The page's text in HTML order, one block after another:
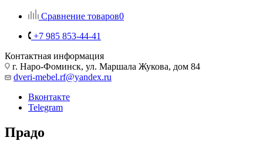
Сравнение товаров0
+7 985 853-44-41
Контактная информация
г. Наро-Фоминск, ул. Маршала Жукова, дом 84
dveri-mebel.rf@yandex.ru
Вконтакте
Telegram
Прадо